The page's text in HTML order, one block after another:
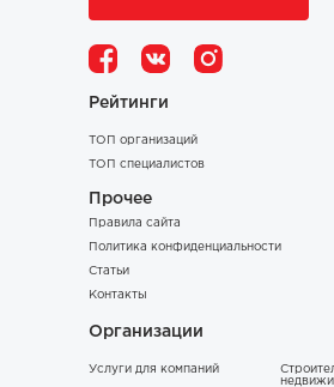
Рейтинги
ТОП организаций
ТОП специалистов
Прочее
Правила сайта
Политика конфиденциальности
Статьи
Контакты
Организации
Услуги для компаний